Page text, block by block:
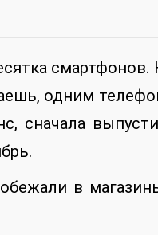
одним
сначала
в